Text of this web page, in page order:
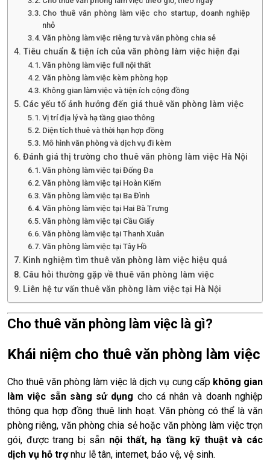
Cho thuê văn phòng làm việc cho startup, doanh nghiệp
nhỏ
Văn phòng làm việc riêng tư và văn phòng chia sẻ
Tiêu chuẩn & tiện ích của văn phòng làm việc hiện đại
Văn phòng làm việc full nội thất
Văn phòng làm việc kèm phòng họp
Không gian làm việc và tiện ích cộng đồng
Các yếu tố ảnh hưởng đến giá thuê văn phòng làm việc
Vị trí địa lý và hạ tầng giao thông
Diện tích thuê và thời hạn hợp đồng
Mô hình văn phòng và dịch vụ đi kèm
Đánh giá thị trường cho thuê văn phòng làm việc Hà Nội
Văn phòng làm việc tại Đống Đa
Văn phòng làm việc tại Hoàn Kiếm
Văn phòng làm việc tại Ba Đình
Văn phòng làm việc tại Hai Bà Trưng
Văn phòng làm việc tại Cầu Giấy
Văn phòng làm việc tại Thanh Xuân
Văn phòng làm việc tại Tây Hồ
Kinh nghiệm tìm thuê văn phòng làm việc hiệu quả
Câu hỏi thường gặp về thuê văn phòng làm việc
Liên hệ tư vấn thuê văn phòng làm việc tại Hà Nội
Cho thuê văn phòng làm việc là gì?
Khái niệm cho thuê văn phòng làm việc
Cho thuê văn phòng làm việc là dịch vụ cung cấp không gian
làm việc sẵn sàng sử dụng cho cá nhân và doanh nghiệp
thông qua hợp đồng thuê linh hoạt. Văn phòng có thể là văn
phòng riêng, văn phòng chia sẻ hoặc văn phòng làm việc trọn
gói, được trang bị sẵn nội thất, hạ tầng kỹ thuật và các
dịch vụ hỗ trợnhư lễ tân, internet, bảo vệ, vệ sinh.